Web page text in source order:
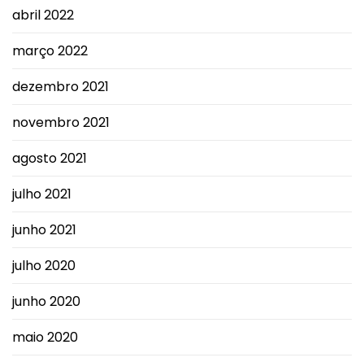
abril 2022
março 2022
dezembro 2021
novembro 2021
agosto 2021
julho 2021
junho 2021
julho 2020
junho 2020
maio 2020